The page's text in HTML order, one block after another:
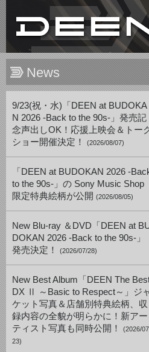
News
9/23(祝・水)「DEEN at BUDOKA
N 2026 -Back to the 90s-」発売記
念声出しOK！応援上映会＆トー
ショー開催決定！
(2026/08/07)
「DEEN at BUDOKAN 2026 -
to the 90s-」の Sony Music Shop
限定特典絵柄が公開 (2026/08/05)
New Blu-ray ＆DVD「DEEN at
DOKAN 2026 -Back to the 90s-」
発売決定！
(2026/07/28)
New Best Album「DEEN The
DX Ⅱ ～Basic to Respect～」ジ
ケット写真＆店舗別特典絵柄、収
録内容の全貌が明らかに！新アー
ティスト写真も同時公開！
(2026/
23)